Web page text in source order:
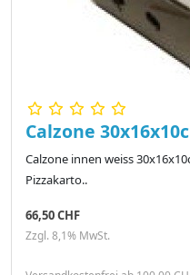
Calzone
Calzone innen weiss
Pizzakarto..
66,50 CHF
Zzgl. 8,1% MwSt.